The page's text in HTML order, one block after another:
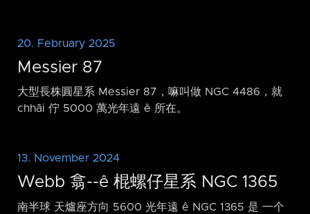
20. February 2025
Messier 87
大型長株圓星系 Messier 87，嘛叫做 NGC 4486，就
chhāi 佇 5000 萬光年遠 ê 所在。
13. November 2024
Webb 翕-⁠-ê 棍螺仔星系 NGC 1365
南半球 天爐座方向 5600 光年遠 ê NGC 1365 是 一个